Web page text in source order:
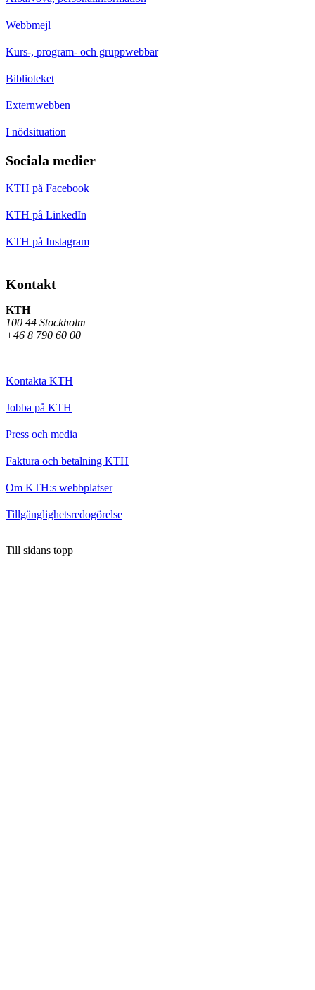
Webbmejl
Kurs-, program- och gruppwebbar
Biblioteket
Externwebben
I nödsituation
Sociala medier
KTH på Facebook
KTH på LinkedIn
KTH på Instagram
Kontakt
KTH
100 44 Stockholm
+46 8 790 60 00
Kontakta KTH
Jobba på KTH
Press och media
Faktura och betalning KTH
Om KTH:s webbplatser
Tillgänglighetsredogörelse
Till sidans topp